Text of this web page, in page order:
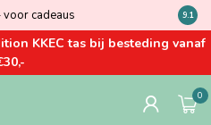
voor cadeaus Kom
9.1
KKEC tas bij besteding vanaf
0